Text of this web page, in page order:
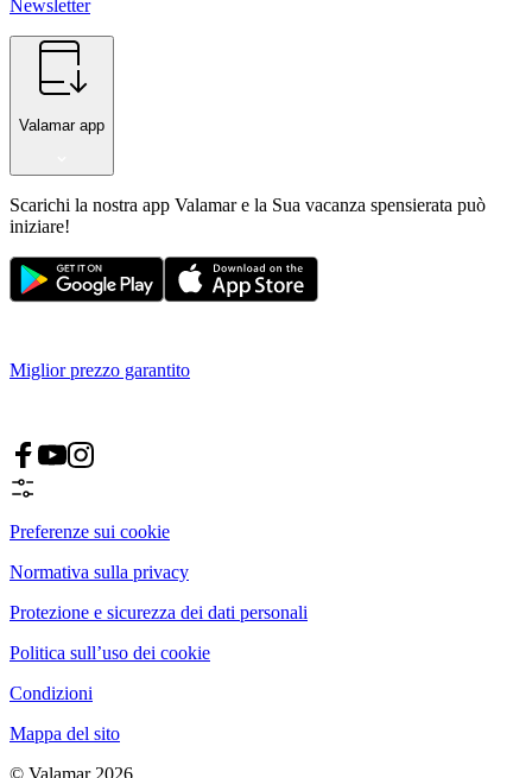
Newsletter
Valamar app
Scarichi la nostra app Valamar e la Sua vacanza spensierata può
iniziare!
Miglior prezzo garantito
Preferenze sui cookie
Normativa sulla privacy
Protezione e sicurezza dei dati personali
Politica sull’uso dei cookie
Condizioni
Mappa del sito
© Valamar 2026